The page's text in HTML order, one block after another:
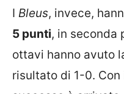
I Bleus, invece,
5 punti, in seconda
ottavi hanno avuto
risultato di 1-0. Con